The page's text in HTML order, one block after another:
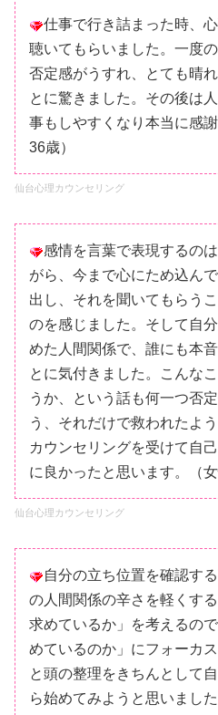
仕事で行き詰まった時、
聴いてもらいました。一度
否定感がうすれ、とても晴
とに驚きました。その後は
事もしやすくなり本当に感
36歳）
仙台心理カウンセリング
感情を言葉で表現するの
がら、今まで心にため込ん
出し、それを聞いてもらう
のを感じました。そして自
めた人間関係で、誰にも本
とに気付きました。こんな
うか、という話も何一つ否
う、それだけで救われたよ
カウンセリングを受けて自
に良かったと思います。（女
仙台心理カウンセリング
自分の立ち位置を確認す
の人間関係の辛さを軽くす
求めているか」を考えるの
めているのか」にフォーカ
と頭の整理をきちんとして
ら始めてみようと思いまし